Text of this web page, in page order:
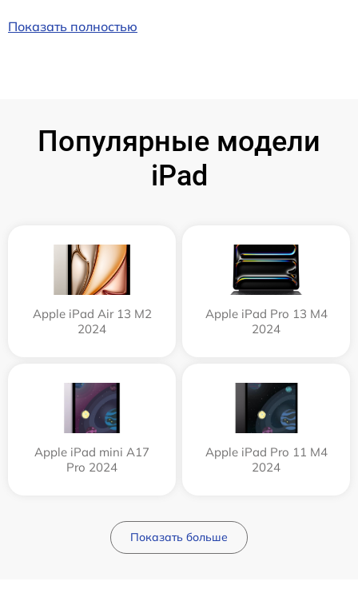
Показать полностью
Популярные модели
iPad
Apple iPad Air 13 M2
2024
Apple iPad Pro 13 M4
2024
Apple iPad mini A17
Pro 2024
Apple iPad Pro 11 M4
2024
Показать больше